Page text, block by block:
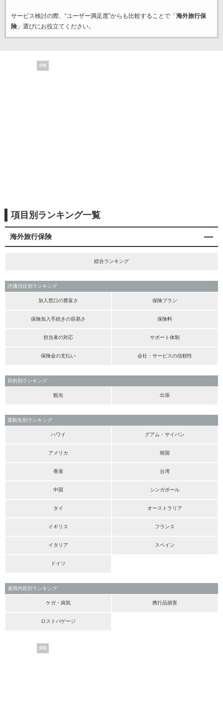
サービス検討の際、“ユーザー満足度”からも比較することで「 海外旅行保
険」選びにお役立てください。
PR
項目別ランキング一覧
海外旅行保険
総合ランキング
評価項目別ランキング
加入窓口の豊富さ 保険プラン
保険加入手続きの容易さ 保険料
担当者の対応 サポート体制
保険金の支払い 会社・サービスの信頼性
目的別ランキング
観光 出張
渡航先別ランキング
ハワイ グアム・サイパン
アメリカ 韓国
香港 台湾
中国 シンガポール
タイ オーストラリア
イギリス フランス
イタリア スペイン
ドイツ
適用内容別ランキング
ケガ・病気 携行品損害
ロストバゲージ
PR